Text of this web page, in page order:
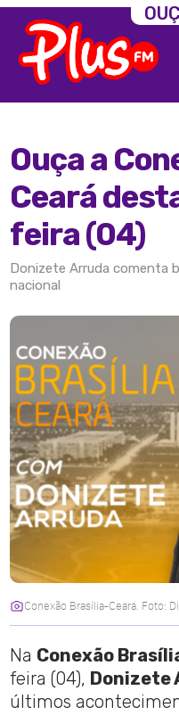
Ouça a
Ceará
feira (04)
Donizete Arruda comenta
nacional
Conexão Brasília-Ceará. Foto:
Na Conexão
feira (04), Donizete
últimos